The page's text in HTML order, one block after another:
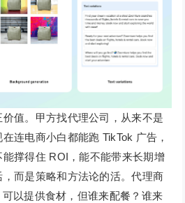
值。甲方找代理公司，从来不是
连电商小白都能跑 TikTok 广告，
撑得住 ROI，能不能带来长期增
而是策略和方法论的活。代理商
可以提供食材，但谁来配餐？谁来